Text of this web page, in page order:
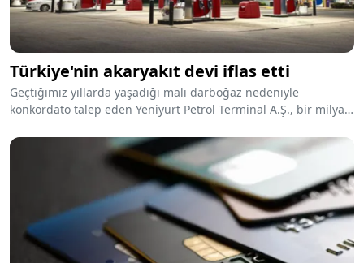
Türkiye'nin akaryakıt devi iflas etti
Geçtiğimiz yıllarda yaşadığı mali darboğaz nedeniyle
konkordato talep eden Yeniyurt Petrol Terminal A.Ş., bir milyar
şirketlerinin 'mal kaçırma' iddiası ile şikayetçi olduğu
firma,İstanbul Anadolu 2. Asliye Ticaret Mahkemesi'nin kararı
ile birlikte beraberindeki milyonlarca dolarlık borçla iflas etti.